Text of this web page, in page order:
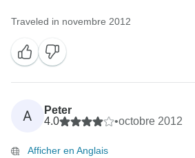
Traveled in novembre 2012
A
Peter
4.0
•octobre 2012
Afficher en Anglais